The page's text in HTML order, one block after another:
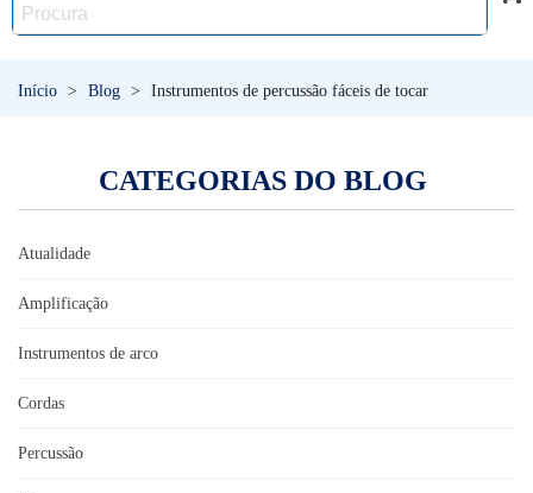
Início > Blog > Instrumentos de percussão fáceis de tocar
CATEGORIAS DO BLOG
Atualidade
Amplificação
Instrumentos de arco
Cordas
Percussão